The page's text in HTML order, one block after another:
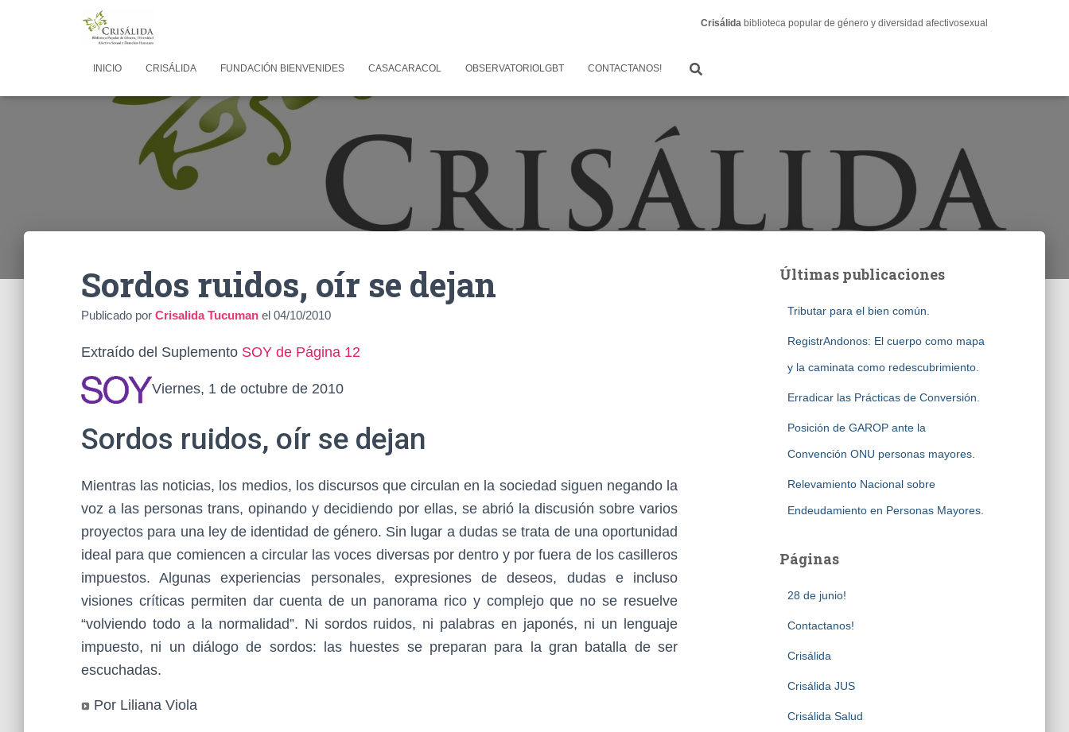
Crisálida biblioteca popular de género y diversidad afectivosexual
INICIO CRISÁLIDA FUNDACIÓN BIENVENIDES CASACARACOL OBSERVATORIOLGBT CONTACTANOS!
Sordos ruidos, oír se dejan
Publicado por Crisalida Tucuman el 04/10/2010
Extraído del Suplemento SOY de Página 12
Viernes, 1 de octubre de 2010
Sordos ruidos, oír se dejan
Mientras las noticias, los medios, los discursos que circulan en la sociedad siguen negando la
voz a las personas trans, opinando y decidiendo por ellas, se abrió la discusión sobre varios
proyectos para una ley de identidad de género. Sin lugar a dudas se trata de una oportunidad
ideal para que comiencen a circular las voces diversas por dentro y por fuera de los casilleros
impuestos. Algunas experiencias personales, expresiones de deseos, dudas e incluso
visiones críticas permiten dar cuenta de un panorama rico y complejo que no se resuelve
“volviendo todo a la normalidad”. Ni sordos ruidos, ni palabras en japonés, ni un lenguaje
impuesto, ni un diálogo de sordos: las huestes se preparan para la gran batalla de ser
escuchadas.
Por Liliana Viola
Últimas publicaciones
Tributar para el bien común.
RegistrAndonos: El cuerpo como mapa
y la caminata como redescubrimiento.
Erradicar las Prácticas de Conversión.
Posición de GAROP ante la
Convención ONU personas mayores.
Relevamiento Nacional sobre
Endeudamiento en Personas Mayores.
Páginas
28 de junio!
Contactanos!
Crisálida
Crisálida JUS
Crisálida Salud